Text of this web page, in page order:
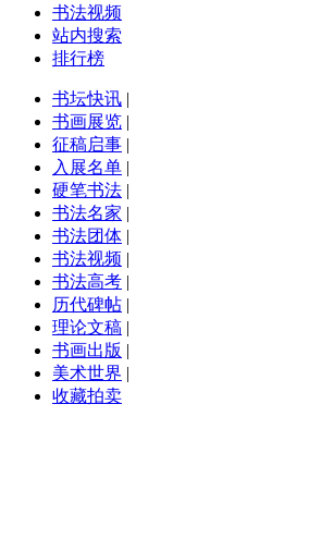
书法视频
站内搜索
排行榜
书坛快讯 |
书画展览 |
征稿启事 |
入展名单 |
硬笔书法 |
书法名家 |
书法团体 |
书法视频 |
书法高考 |
历代碑帖 |
理论文稿 |
书画出版 |
美术世界 |
收藏拍卖